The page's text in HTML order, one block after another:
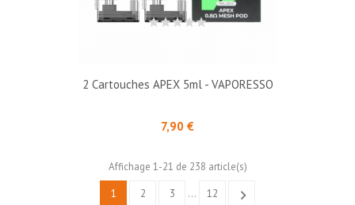
2 Cartouches APEX 5ml - VAPORESSO
7,90 €
Affichage 1-21 de 238 article(s)
1
2 3 … 12 